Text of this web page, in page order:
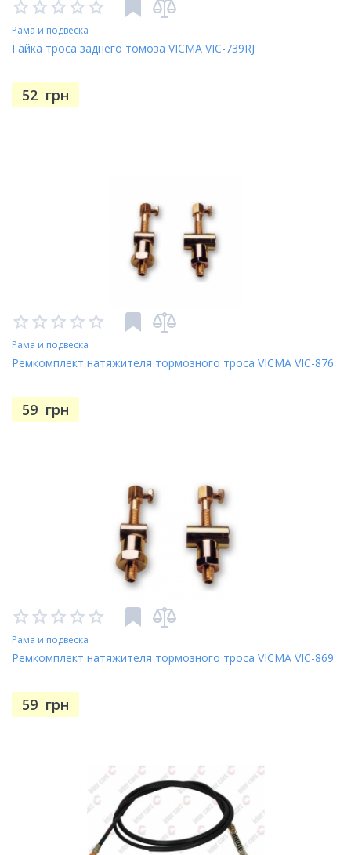
Рама и подвеска
Гайка троса заднего томоза VICMA VIC-739RJ
52 грн
Рама и подвеска
Ремкомплект натяжителя тормозного троса VICMA VIC-876
59 грн
Рама и подвеска
Ремкомплект натяжителя тормозного троса VICMA VIC-869
59 грн